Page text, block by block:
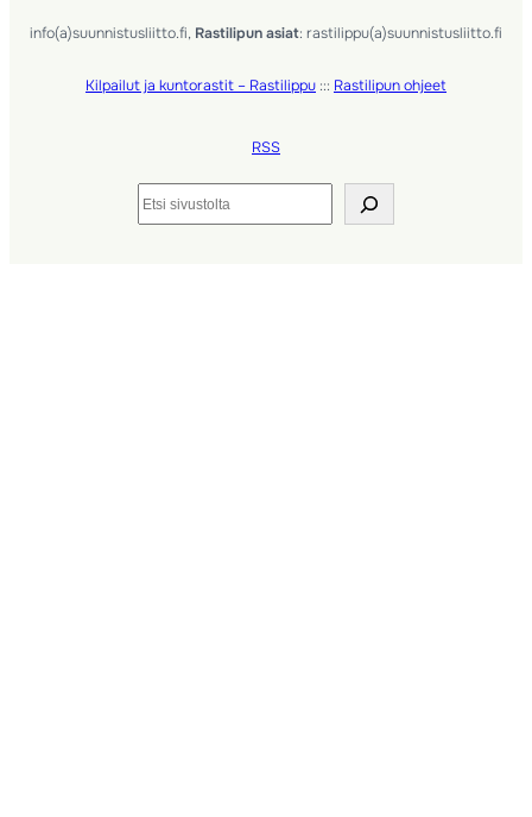
info(a)suunnistusliitto.fi, Rastilipun asiat: rastilippu(a)suunnistusliitto.fi
Kilpailut ja kuntorastit – Rastilippu ::: Rastilipun ohjeet
RSS
Etsi